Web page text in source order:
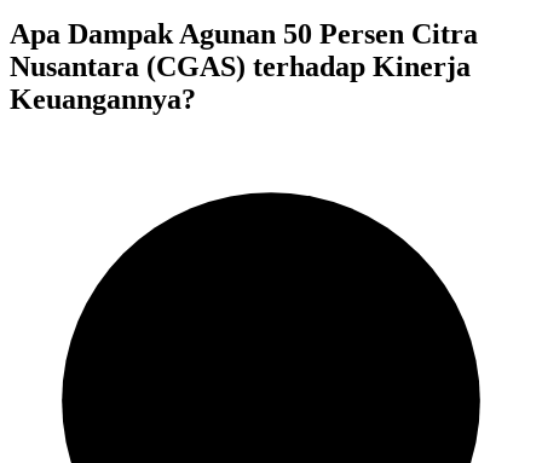
Apa Dampak Agunan 50 Persen Citra
Nusantara (CGAS) terhadap Kinerja
Keuangannya?